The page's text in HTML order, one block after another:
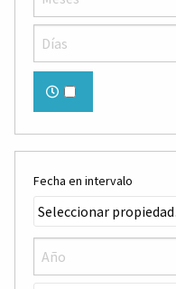
Fecha en intervalo